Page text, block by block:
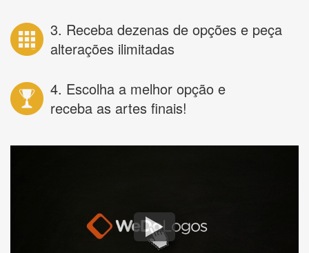
3. Receba dezenas de opções e peça
alterações ilimitadas
4. Escolha a melhor opção e
receba as artes finais!